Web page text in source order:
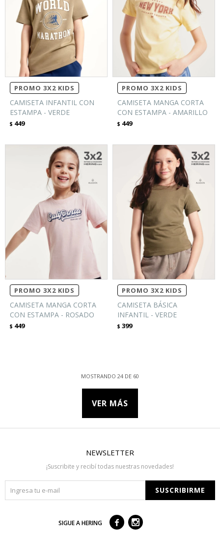
PROMO 3X2 KIDS
CAMISETA INFANTIL CON
ESTAMPA - VERDE
$ 449
PROMO 3X2 KIDS
CAMISETA MANGA CORTA
CON ESTAMPA - AMARILLO
$ 449
PROMO 3X2 KIDS
CAMISETA MANGA CORTA
CON ESTAMPA - ROSADO
$ 449
PROMO 3X2 KIDS
CAMISETA BÁSICA
INFANTIL - VERDE
$ 399
MOSTRANDO 24 DE 60
VER MÁS
NEWSLETTER
¡Suscribite y recibí todas nuestras novedades!
SUSCRIBIRME
SIGUE A HERING  